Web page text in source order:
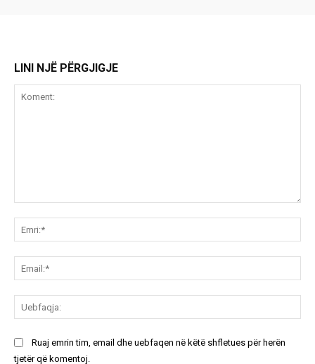
LINI NJË PËRGJIGJE
Ruaj emrin tim, email dhe uebfaqen në këtë shfletues për herën
tjetër që komentoj.